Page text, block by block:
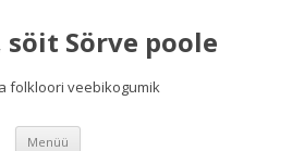
Sörve poole
folkloori veebikogumik
Menüü